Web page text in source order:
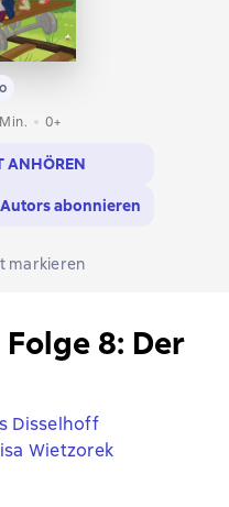
0+
ANHÖREN
abonnieren
markieren
8: Der
Disselhoff
Wietzorek